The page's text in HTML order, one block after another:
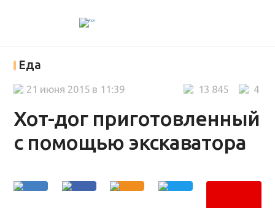
Еда
Хот-дог приготовленный
с помощью экскаватора
4
13 845
21 июня 2015 в 11:39